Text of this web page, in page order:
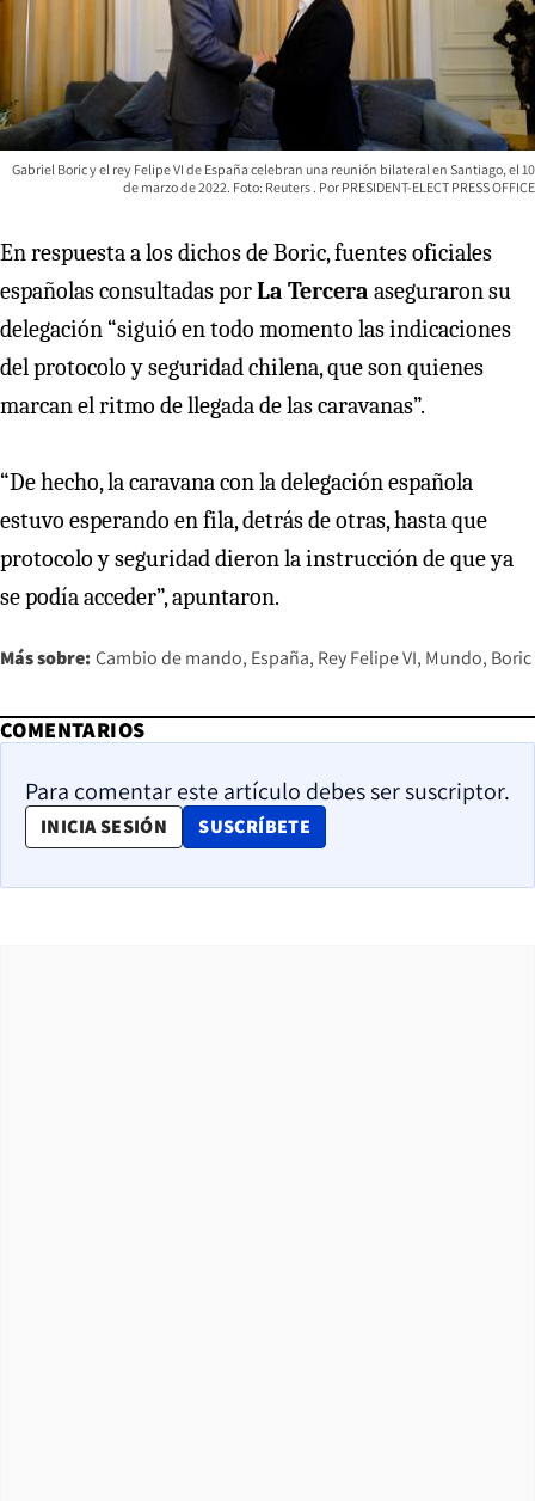
Gabriel Boric y el rey Felipe VI de España celebran una reunión bilateral en Santiago, el 10
de marzo de 2022. Foto: Reuters
PRESIDENT-ELECT PRESS OFFICE
En respuesta a los dichos de Boric, fuentes oficiales
españolas consultadas porLa Tercera aseguraron su
delegación “siguió en todo momento las indicaciones
del protocolo y seguridad chilena, que son quienes
marcan el ritmo de llegada de las caravanas”.
“De hecho, la caravana con la delegación española
estuvo esperando en fila, detrás de otras, hasta que
protocolo y seguridad dieron la instrucción de que ya
se podía acceder”, apuntaron.
Más sobre: Cambio de mando España Rey Felipe VI Mundo Boric
COMENTARIOS
Para comentar este artículo debes ser suscriptor.
INICIA SESIÓN SUSCRÍBETE
OPENS IN NEW WINDOW